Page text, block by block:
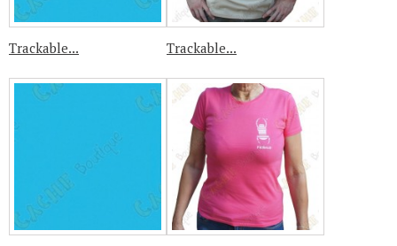
Trackable... Trackable...